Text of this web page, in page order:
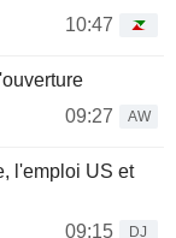
10:47
09:27
AW
l'emploi US et
09:15
DJ